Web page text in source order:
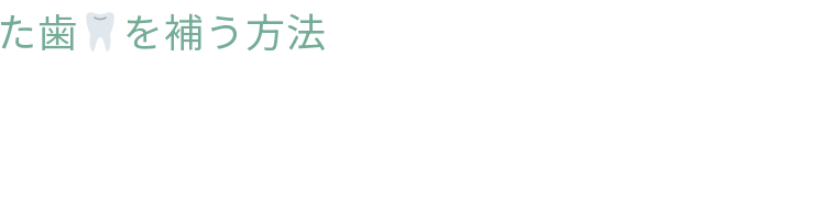
歯 を補う方法